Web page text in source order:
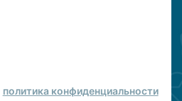
политика конфиденциальности